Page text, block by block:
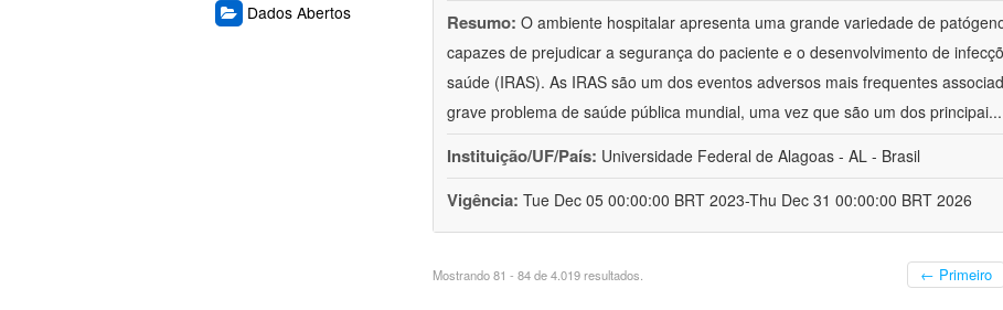
Dados Abertos Resumo: O ambiente hospitalar apresenta uma grande variedade de
capazes de prejudicar a segurança do paciente e o desenvolvimento de
saúde (IRAS). As IRAS são um dos eventos adversos mais frequentes
grave problema de saúde pública mundial, uma vez que são um dos principai...
Instituição/UF/País: Universidade Federal de Alagoas - AL - Brasil
Vigência: Tue Dec 05 00:00:00 BRT 2023-Thu Dec 31 00:00:00 BRT 2026
Mostrando 81 - 84 de 4.019 resultados. ← Primeiro